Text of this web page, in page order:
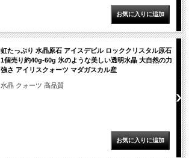
虹たっぷり 水晶原石 アイスデビル ロッククリスタル原石
1個売り約40g-60g 氷のような美しい透明水晶 大自然の力
強さ アイリスクォーツ マダガスカル産
水晶 クォーツ 高品質